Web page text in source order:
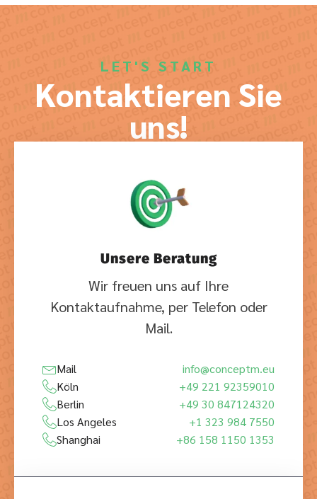
LET'S START
Kontaktieren Sie
uns!
Unsere Beratung
Wir freuen uns auf Ihre
Kontaktaufnahme, per Telefon oder
Mail.
Mail
info@conceptm.eu
Köln
+49 221 92359010
Berlin
+49 30 847124320
Los Angeles
+1 323 984 7550
Shanghai
+86 158 1150 1353